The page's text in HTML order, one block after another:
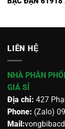
LIÊN HỆ
NHÀ PHÂN
GIÁ SỈ
Địa chỉ: 427
Phone: (Zalo)
Mail: